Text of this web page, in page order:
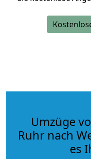
Umzüge
Ruhr nach
es